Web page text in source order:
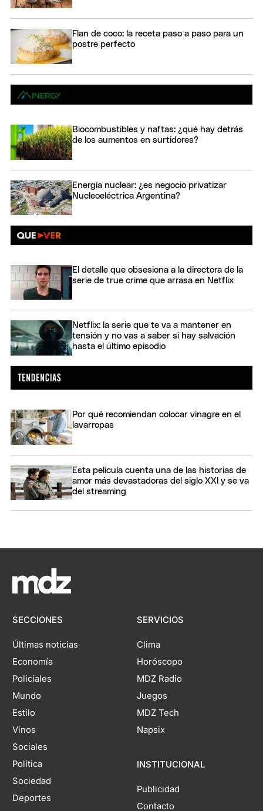
Flan de coco: la receta paso a paso para un
postre perfecto
Biocombustibles y naftas: ¿qué hay detrás
de los aumentos en surtidores?
Energía nuclear: ¿es negocio privatizar
Nucleoeléctrica Argentina?
El detalle que obsesiona a la directora de la
serie de true crime que arrasa en Netflix
Netflix: la serie que te va a mantener en
tensión y no vas a saber si hay salvación
hasta el último episodio
Por qué recomiendan colocar vinagre en el
lavarropas
Esta película cuenta una de las historias de
amor más devastadoras del siglo XXI y se va
del streaming
SECCIONES
Últimas noticias
Economía
Policiales
Mundo
Estilo
Vinos
Sociales
Política
Sociedad
Deportes
SERVICIOS
Clima
Horóscopo
MDZ Radio
Juegos
MDZ Tech
Napsix
INSTITUCIONAL
Publicidad
Contacto